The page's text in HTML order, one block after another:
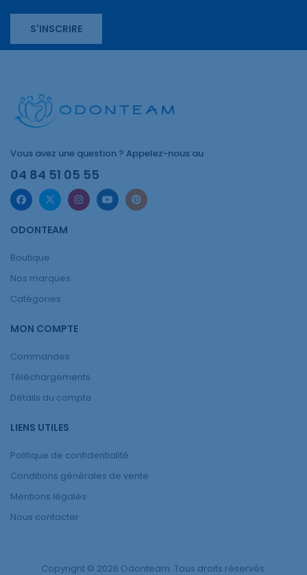
S'INSCRIRE
Vous avez une question ? Appelez-nous au
04 84 51 05 55
ODONTEAM
Boutique
Nos marques
Catégories
MON COMPTE
Commandes
Téléchargements
Détails du compte
LIENS UTILES
Politique de confidentialité
Conditions générales de vente
Mentions légales
Nous contacter
Copyright © 2026 Odonteam. Tous droits réservés.